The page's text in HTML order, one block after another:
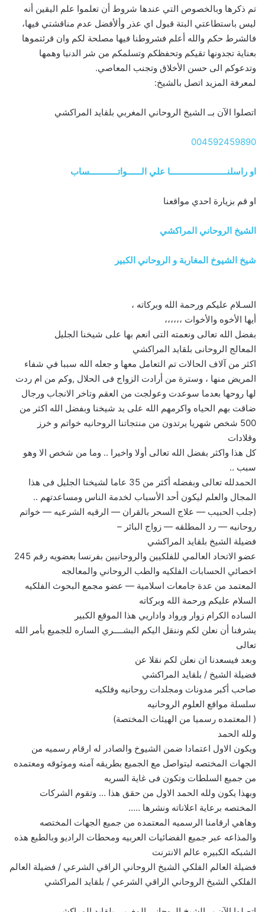
تم ذكرها وبالخصوص التي عندها شروط أن تعلموا علم اليقين أنه
ليس باستطاعتي البتة قبول اي عذر وألأفضل عدم مناقشتي فيها،
فالشرط حكم والله أعلم فشروطنا فيها مصلحة لكم وان قرئتموها
بعناية تجدونها تقيكم وتحفظكم وتسلمكم من شر الدنيا وهمها
وتدعوكم الى حسن الأخلاق وتجنب المعاصي.
لمعرفة المزيد اتصل بالشيخ:
اتصلوا الآن بــ الشيخ الروحاني المغربي بلقايد المراكشي
004592459890
او راسلنــــــــــــــــــــــــا علي الــــــواتــــــــــــساب
او قم بزيارة احدي مواقعنا
الشيخ الروحاني المراكشي
شيخ الشيوخ المغاربة و الروحاني الكبير
السـلام عليكم ورحمة الله وبركاته ،
أيها الأخوه والأخوات ،،،،،،
بفضل الله تعالى ونعمته التى انعم بها على شيخنا الجليل
المعالج الروحانى بلقايد المراكشي
اكثر من آلاف الحالات تم التعامل معها و جعله الله سببا في شفاء
المريض منها ، وسترة من أرادت الزواج فى الحلال ,وكم من ام ردت
لها روحها بعدما سوعدت وعولجت من العقم وتاخر الانجاب ورجال
ضاقت بهم الحياه واكرمهم الله على يد شيخنا وبفضل الله اكثر من
500 شخص شهريا يرتدون من منتجاتنا الروحانيه خواتم و خرز
وقلادات
كل هذا واكثر بفضل الله تعالى أولا واخيرا .. وما من شخص الا وهو
سبب ..
الحمدلله تعالى وبفضله أكثر من 35 عاما لشيخنا الجليل فى هذا
المجال والعلم ليكون أحد الأسباب لخدمة الناس ومساعدتهم ..
(جلب الحبيب — علاج السحر بالقران — الرقيه الشرعيه — خواتم
روحانيه — رد المطلقه — زواج البائر –
فضيلة الشيخ بلقايد المراكشي
عضو الاتحاد العالمي للفلكيين والروحانيين بفرنسا بعضويه رقم 245
اخصائي الحسابات الفلكيه والطب الروحاني والمعالجه
المعتمد من عدة جامعات اسلامية — عضو مجمع البحوث الفلكيه
السلام عليكم ورحمة الله وبركاته
الساده الكرام زوار ورواد واداريي هذا الموقع الكبير
يشرفنا أن نعلن لكم وننقل اليكم البشــــري الساره للجميع بأمر الله
تعالى
وبعد فيسعدنا ان نعلن لكم نقلا عن
فضيلة الشيخ / بلقايد المراكشي
صاحب أكبر مدونات ومجلدات روحانيه وفلكيه
سلسلة مواقع العلوم الروحانيه
( المعتمده رسميا من الهيئات المختصة)
ولله الحمد
ويكون الاول اعتمادا ضمن الشيوخ والصادر له ارقام رسميه من
الجهات المختصه ليتواصل مع الجميع بطريقه آمنه وموثوقه ومعتمده
من جميع السلطات وتكون فى غاية السريه
وبهذا يكون ولله الحمد الاول من حقق هذا … وتقوم الشركات
المختصه برعاية اعلاناته ونشرها …..
وهاهي ارقامنا الرسميه المعتمده من جميع الجهات المختصه
والمذاعه عبر جميع الفضائيات العربيه ومحطات الراديو وبالطبع هذه
الشبكه الكبيره عالم الانترنت
فضيلة العالم الفلكي الشيخ الروحاني الراقي الشرعي / فضيلة العالم
الفلكي الشيخ الروحاني الراقي الشرعي / بلقايد المراكشي